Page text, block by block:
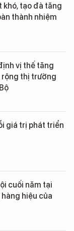
khó, tạo đà tăng
thành nhiệm
vị thế tăng
rộng thị trường
giá trị phát triển
cuối năm tại
hiệu của